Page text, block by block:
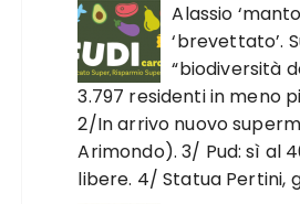
Alassio
‘brevettato’.
“biodiversità
3.797 residenti in meno
2/In arrivo nuovo
Arimondo). 3/ Pud: sì al
libere. 4/ Statua Pertini,